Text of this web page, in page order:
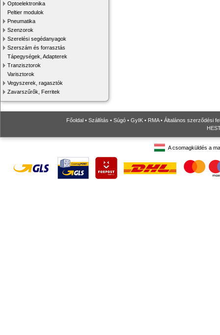
Optoelektronika
Peltier modulok
Pneumatika
Szenzorok
Szerelési segédanyagok
Szerszám és forrasztás
Tápegységek, Adapterek
Tranzisztorok
Varisztorok
Vegyszerek, ragasztók
Zavarszűrők, Ferritek
Főoldal • Szállítás • Súgó • GyIK • RMA• Általános szerződési
A csomagküldés a